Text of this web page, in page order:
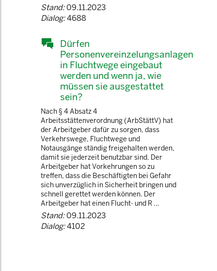
Stand:09.11.2023
Dialog:4688
Dürfen
Personenvereinzelungsanlagen
in Fluchtwege eingebaut
werden und wenn ja, wie
müssen sie ausgestattet
sein?
Nach § 4 Absatz 4
Arbeitsstättenverordnung (ArbStättV) hat
der Arbeitgeber dafür zu sorgen, dass
Verkehrswege, Fluchtwege und
Notausgänge ständig freigehalten werden,
damit sie jederzeit benutzbar sind. Der
Arbeitgeber hat Vorkehrungen so zu
treffen, dass die Beschäftigten bei Gefahr
sich unverzüglich in Sicherheit bringen und
schnell gerettet werden können. Der
Arbeitgeber hat einen Flucht- und R ...
Stand:09.11.2023
Dialog:4102